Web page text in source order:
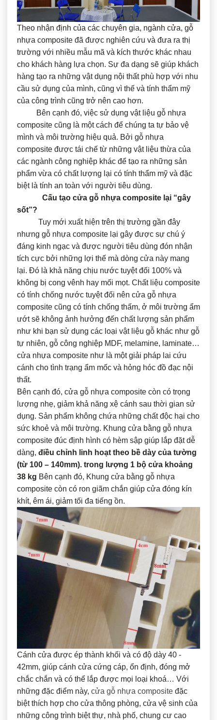
Theo nhận định của các chuyên gia, ngành cửa, gỗ
nhựa composite đã được nghiên cứu và đưa ra thị
trường với nhiều mẫu mã và kích thước khác nhau
cho khách hàng lựa chọn. Sự đa dạng sẽ giúp khách
hàng tạo ra những vật dụng nội thất phù hợp với nhu
cầu sử dụng của mình, cũng vì thế và tính thẩm mỹ
của công trình cũng trở nên cao hơn.
Bên cạnh đó, việc sử dụng vật liệu gỗ nhựa
composite cũng là một cách để chúng ta tự bảo vệ
mình và môi trường hiệu quả. Bởi gỗ nhựa
composite được tái chế từ những vật liệu thừa của
các ngành công nghiệp khác để tạo ra những sản
phẩm vừa có chất lượng lại có tính thẩm mỹ và đặc
biệt là tính an toàn với người tiêu dùng.
Cấu tạo cửa gỗ nhựa composite lại “gây
sốt”?
Tuy mới xuất hiện trên thị trường gần đây
nhưng gỗ nhựa composite lại gây được sự chú ý
đáng kinh ngạc và được người tiêu dùng đón nhận
tích cực bởi những lợi thế mà dòng cửa này mang
lại. Đó là khả năng chịu nước tuyệt đối 100% và
không bị cong vênh hay mối mọt. Chất liệu composite
có tính chống nước tuyệt đối nên cửa gỗ nhựa
composite cũng có tính chống thấm, ở môi trường ẩm
ướt sẽ không ảnh hưởng đến chất lượng sản phẩm
như khi bạn sử dụng các loại vật liệu gỗ khác như gỗ
tự nhiên, gỗ công nghiệp MDF, melamine, laminate…
cửa nhựa composite như là một giải pháp lai cứu
cánh cho tình trạng ẩm mốc và hỏng hóc đồ đạc nội
thất.
Bên cạnh đó, cửa gỗ nhựa composite còn có trọng
lượng nhẹ, giảm khả năng xệ cánh sau thời gian sử
dụng. Sản phẩm không chứa những chất độc hại cho
sức khoẻ và môi trường. Khung cửa bằng gỗ nhựa
composite đúc định hình có hèm sập giúp lắp đặt dễ
dàng, điều chỉnh linh hoạt theo bề dày của tường
(từ 100 – 140mm). trong lượng 1 bộ cửa khoảng
38 kg Bên cạnh đó, Khung cửa bằng gỗ nhựa
composite còn có ron giãm chắn giúp cửa đóng kín
khít, êm ái, giảm tối đa tiếng ồn.
Cánh cửa được ép thành khối và có độ dày 40 -
42mm, giúp cánh cửa cứng cáp, ổn định, đóng mở
chắc chắn và có thể lắp được mọi loại khoá… Với
những đặc điểm này, cửa gỗ nhựa composite đặc
biệt thích hợp cho cửa thông phòng, cửa vệ sinh của
những công trình biệt thự, nhà phố, chung cư cao